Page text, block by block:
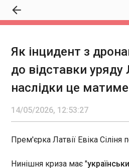
Як інцидент з дронами ЗСУ
відставки уряду Латвії і
12:53:27
Прем'єрка Латвії Евіка
Нинішня криза має "
повітряний простір Латвії
дронів, два з яких влучили у нафтобазу , ємність
Як інцидент з
до відставки уряду
наслідки це матиме
14/05/2026, 12:53:27
Прем'єрка Латвії Евіка Сіліня
Нинішня криза має "